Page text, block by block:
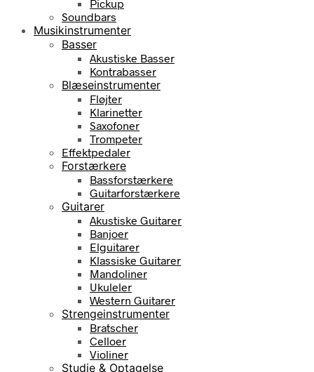
Pickup
Soundbars
Musikinstrumenter
Basser
Akustiske Basser
Kontrabasser
Blæseinstrumenter
Fløjter
Klarinetter
Saxofoner
Trompeter
Effektpedaler
Forstærkere
Bassforstærkere
Guitarforstærkere
Guitarer
Akustiske Guitarer
Banjoer
Elguitarer
Klassiske Guitarer
Mandoliner
Ukuleler
Western Guitarer
Strengeinstrumenter
Bratscher
Celloer
Violiner
Studie & Optagelse